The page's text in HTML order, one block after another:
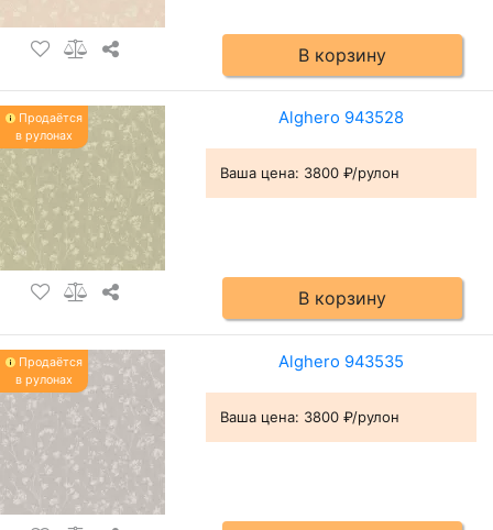
В корзину
Продаётся
в рулонах
Alghero 943528
Ваша цена: 3800 ₽/рулон
В корзину
Продаётся
в рулонах
Alghero 943535
Ваша цена: 3800 ₽/рулон